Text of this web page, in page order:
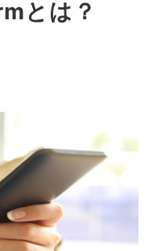
EC
とは？